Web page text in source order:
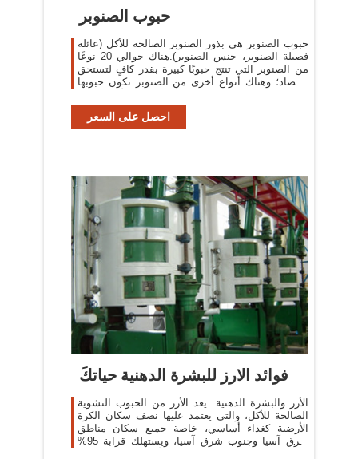
حبوب الصنوبر
حبوب الصنوبر هي بذور الصنوبر الصالحة للأكل (عائلة
فصيلة الصنوبر، جنس الصنوبر).هناك حوالي 20 نوعًا
من الصنوبر التي تنتج حبوبًا كبيرة بقدر كافٍ لتستحق
الحصاد؛ وهناك أنواع أخرى من الصنوبر تكون حبوبها
احصل على السعر
فوائد الارز للبشرة الدهنية حياتكَ
الأرز والبشرة الدهنية. يعد الأرز من الحبوب النشوية
الصالحة للأكل، والتي يعتمد عليها نصف سكان الكرة
الأرضية كغذاء أساسي، خاصة جميع سكان مناطق
شرق آسيا وجنوب شرق آسيا، ويستهلك قرابة 95%